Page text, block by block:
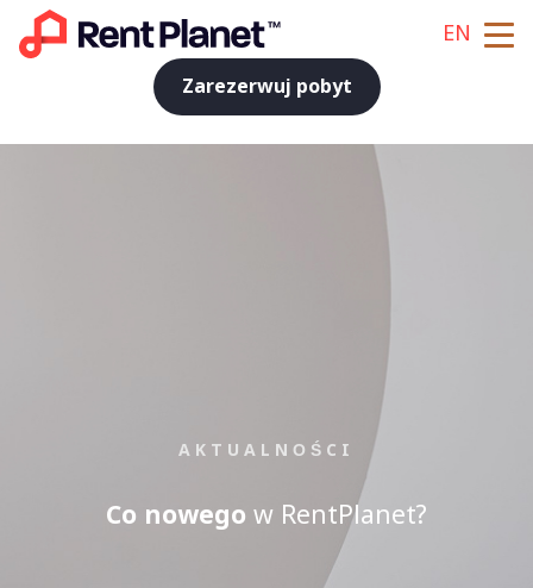
EN
Zarezerwuj pobyt
AKTUALNOŚCI
Co nowego w RentPlanet?